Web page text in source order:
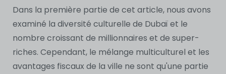
Dans la première partie de cet article, nous avons
examiné la diversité culturelle de Dubaï et le
nombre croissant de millionnaires et de super-
riches. Cependant, le mélange multiculturel et les
avantages fiscaux de la ville ne sont qu'une partie